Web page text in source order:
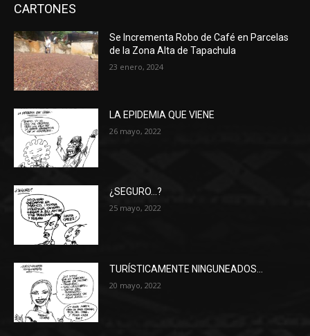
CARTONES
Se Incrementa Robo de Café en Parcelas
de la Zona Alta de Tapachula
23 enero, 2024
LA EPIDEMIA QUE VIENE
26 mayo, 2022
¿SEGURO…?
25 mayo, 2022
TURÍSTICAMENTE NINGUNEADOS…
20 mayo, 2022